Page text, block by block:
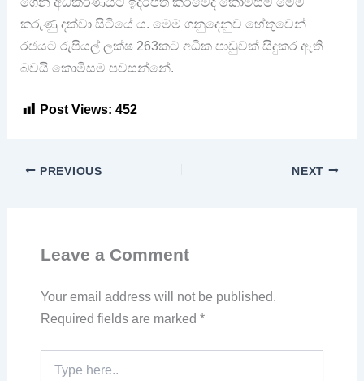
කරුණු දක්වා සිටියේ ය. මෙම ගනුදෙනුව හේතුවෙන්
රජයට රුපියල් ලක්ෂ 263කට අධික පාඩුවක් සිදුකර ඇති
බවයි කොමිසම පවසන්නේ.
Post Views: 452
PREVIOUS NEXT
Leave a Comment
Your email address will not be published.
Required fields are marked *
here..